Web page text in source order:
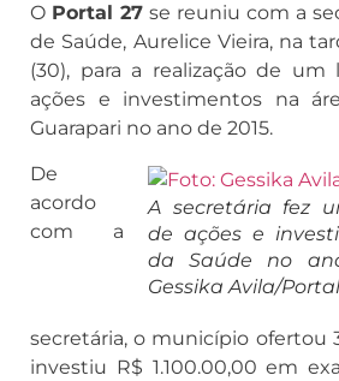
O Portal 27 se reuniu com a
de Saúde, Aurelice Vieira, na
(30), para a realização de um
ações e investimentos na
Guarapari no ano de 2015.
A secretária fez
de ações e
da Saúde no
Gessika Avila/
De
acordo
com a
secretária, o município ofertou
investiu R$ 1.100.00,00 em